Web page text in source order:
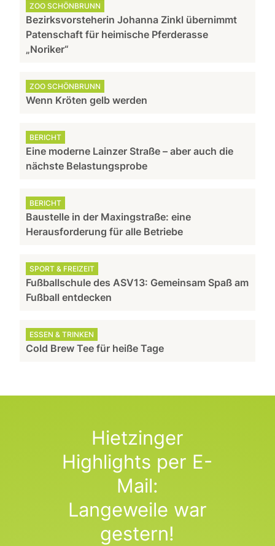
ZOO SCHÖNBRUNN
Bezirksvorsteherin Johanna Zinkl übernimmt
Patenschaft für heimische Pferderasse
„Noriker“
ZOO SCHÖNBRUNN
Wenn Kröten gelb werden
BERICHT
Eine moderne Lainzer Straße – aber auch die
nächste Belastungsprobe
BERICHT
Baustelle in der Maxingstraße: eine
Herausforderung für alle Betriebe
SPORT & FREIZEIT
Fußballschule des ASV13: Gemeinsam Spaß am
Fußball entdecken
ESSEN & TRINKEN
Cold Brew Tee für heiße Tage
Hietzinger
Highlights per E-
Mail:
Langeweile war
gestern!